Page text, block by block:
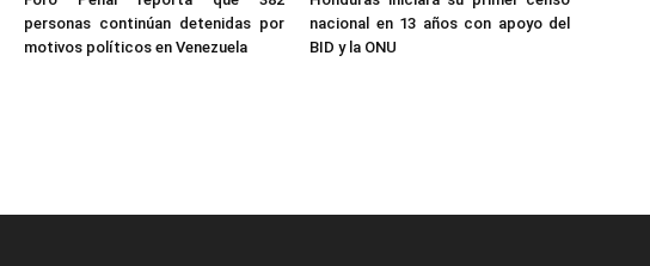
personas continúan detenidas por
motivos políticos en Venezuela
nacional en 13 años con apoyo del
BID y la ONU